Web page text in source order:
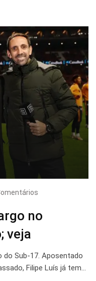
no
veja
Sub-17. Aposentado
Filipe Luís já tem…